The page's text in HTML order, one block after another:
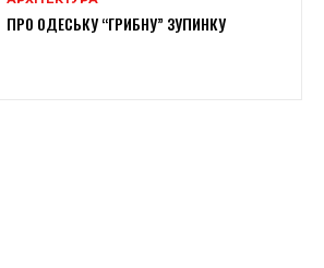
ПРО ОДЕСЬКУ “ГРИБНУ” ЗУПИНКУ